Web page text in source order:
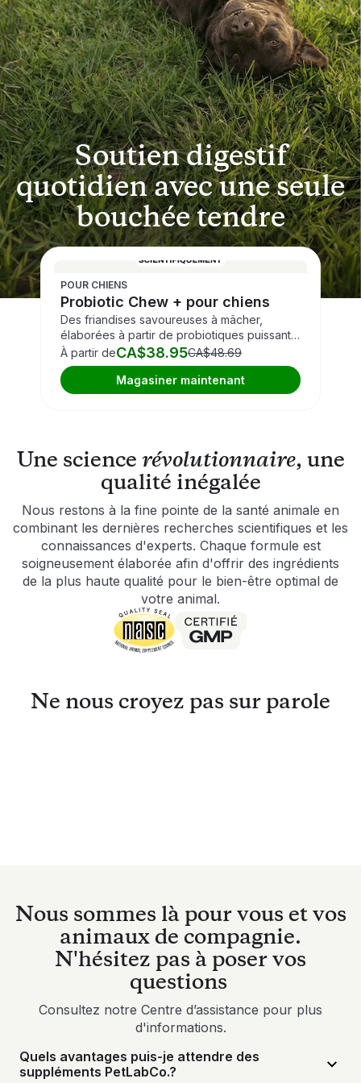
Soutien digestif
quotidien avec une seule
bouchée tendre
POUR CHIENS
Probiotic Chew + pour chiens
Des friandises savoureuses à mâcher,
élaborées à partir de probiotiques puissants
pour chiens, afin de favoriser une bonne
santé digestive, de soulager les allergies
saisonnières et de stimuler une production
saine de levures.
À partir deCA$38.95CA$48.69
Magasiner maintenant
Une science révolutionnaire, une
qualité inégalée
Nous restons à la fine pointe de la santé animale en
combinant les dernières recherches scientifiques et les
connaissances d'experts. Chaque formule est
soigneusement élaborée afin d'offrir des ingrédients
de la plus haute qualité pour le bien-être optimal de
votre animal.
Ne nous croyez pas sur parole
Nous sommes là pour vous et vos
animaux de compagnie.
N'hésitez pas à poser vos
questions
Consultez notre Centre d’assistance pour plus
d'informations.
Quels avantages puis-je attendre des
suppléments PetLabCo.?